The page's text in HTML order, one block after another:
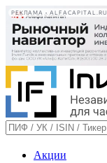
РЕКЛАМА • ALFACAPITAL.RU
Акции